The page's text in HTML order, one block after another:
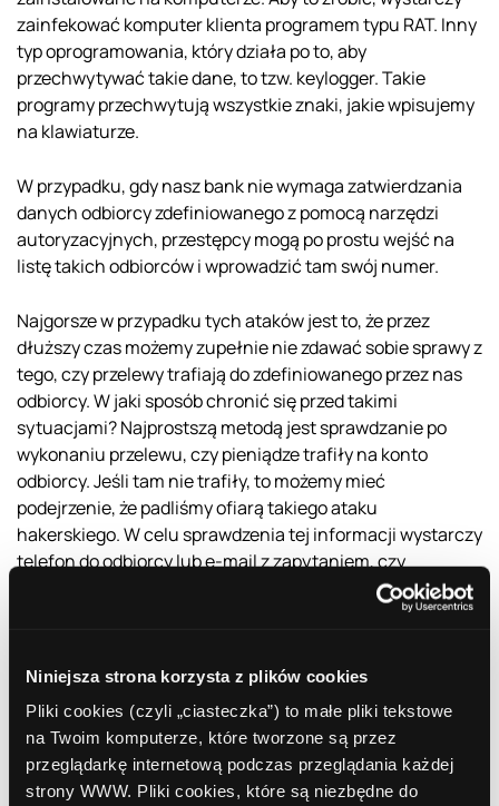
Niniejsza strona korzysta z plików cookies
Pliki cookies (czyli „ciasteczka”) to małe pliki tekstowe
na Twoim komputerze, które tworzone są przez
przeglądarkę internetową podczas przeglądania każdej
strony WWW. Pliki cookies, które są niezbędne do
zainfekować komputer klienta programem typu RAT. Inny
typ oprogramowania, który działa po to, aby
przechwytywać takie dane, to tzw. keylogger. Takie
programy przechwytują wszystkie znaki, jakie wpisujemy
na klawiaturze.
W przypadku, gdy nasz bank nie wymaga zatwierdzania
danych odbiorcy zdefiniowanego z pomocą narzędzi
autoryzacyjnych, przestępcy mogą po prostu wejść na
listę takich odbiorców i wprowadzić tam swój numer.
Najgorsze w przypadku tych ataków jest to, że przez
dłuższy czas możemy zupełnie nie zdawać sobie sprawy z
tego, czy przelewy trafiają do zdefiniowanego przez nas
odbiorcy. W jaki sposób chronić się przed takimi
sytuacjami? Najprostszą metodą jest sprawdzanie po
wykonaniu przelewu, czy pieniądze trafiły na konto
odbiorcy. Jeśli tam nie trafiły, to możemy mieć
podejrzenie, że padliśmy ofiarą takiego ataku
hakerskiego. W celu sprawdzenia tej informacji wystarczy
telefon do odbiorcy lub e-mail z zapytaniem, czy
pieniądze do niego doszły. Innym sposobem jest po prostu
wpisywanie zawsze od początku całego przelewu.
zdefiniowane, ale mimo wszystko daje nam ochronę
Najnowsze artykuły